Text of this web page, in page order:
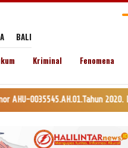
BALI
Kriminal
Fenomena
2020. Daftar